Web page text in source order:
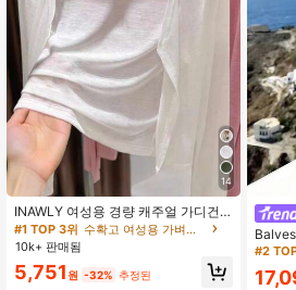
4.89 3M 팔로워
3M 팔로워
3M 팔로워 14
INAWLY 여성용 경량 캐주얼 가디건,
여름
#1 TOP 3위
수확고 여성용 가벼운 카디건
10k+ 판매됨
5,751 원 -32% 추정된
휴가
#2